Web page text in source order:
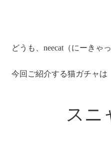
どうも、neecat（にーきゃ
今回ご紹介する猫ガチャは
スニ